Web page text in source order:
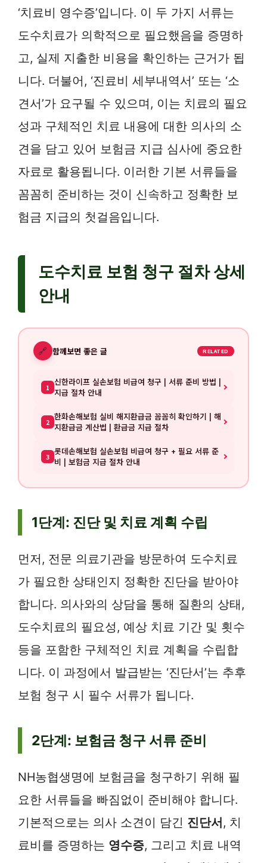
‘치료비 영수증’입니다. 이 두 가지 서류는
도수치료가 의학적으로 필요했음을 증명하
고, 실제 지출한 비용을 확인하는 근거가 됩
니다. 더불어, ‘진료비 세부내역서’ 또는 ‘소
견서’가 요구될 수 있으며, 이는 치료의 필요
성과 구체적인 치료 내용에 대한 의사의 소
견을 담고 있어 보험금 지급 심사에 중요한
자료로 활용됩니다. 이러한 기본 서류들을
꼼꼼히 준비하는 것이 신속하고 정확한 보
험금 지급의 첫걸음입니다.
도수치료 보험 청구 절차 상세
안내
🔗 함께보면 좋은 글 RELATED
1 신한라이프 실손보험 비급여 청구 | 서류 준비 방법 |
지급 절차 안내
2 한화손해보험 실비 해지환급금 꼼꼼히 확인하기 | 해
지환급금 계산법 | 환급금 지급 절차
3 롯데손해보험 실손보험 비급여 청구 + 필요 서류 준
비 | 보험금 지급 절차 안내
1단계: 진단 및 치료 계획 수립
먼저, 전문 의료기관을 방문하여 도수치료
가 필요한 상태인지 정확한 진단을 받아야
합니다. 의사와의 상담을 통해 질환의 상태,
도수치료의 필요성, 예상 치료 기간 및 횟수
등을 포함한 구체적인 치료 계획을 수립합
니다. 이 과정에서 발급받는 ‘진단서’는 추후
보험 청구 시 필수 서류가 됩니다.
2단계: 보험금 청구 서류 준비
NH농협생명에 보험금을 청구하기 위해 필
요한 서류들을 빠짐없이 준비해야 합니다.
기본적으로는 의사 소견이 담긴 진단서, 치
료비를 증명하는 영수증, 그리고 치료 내역